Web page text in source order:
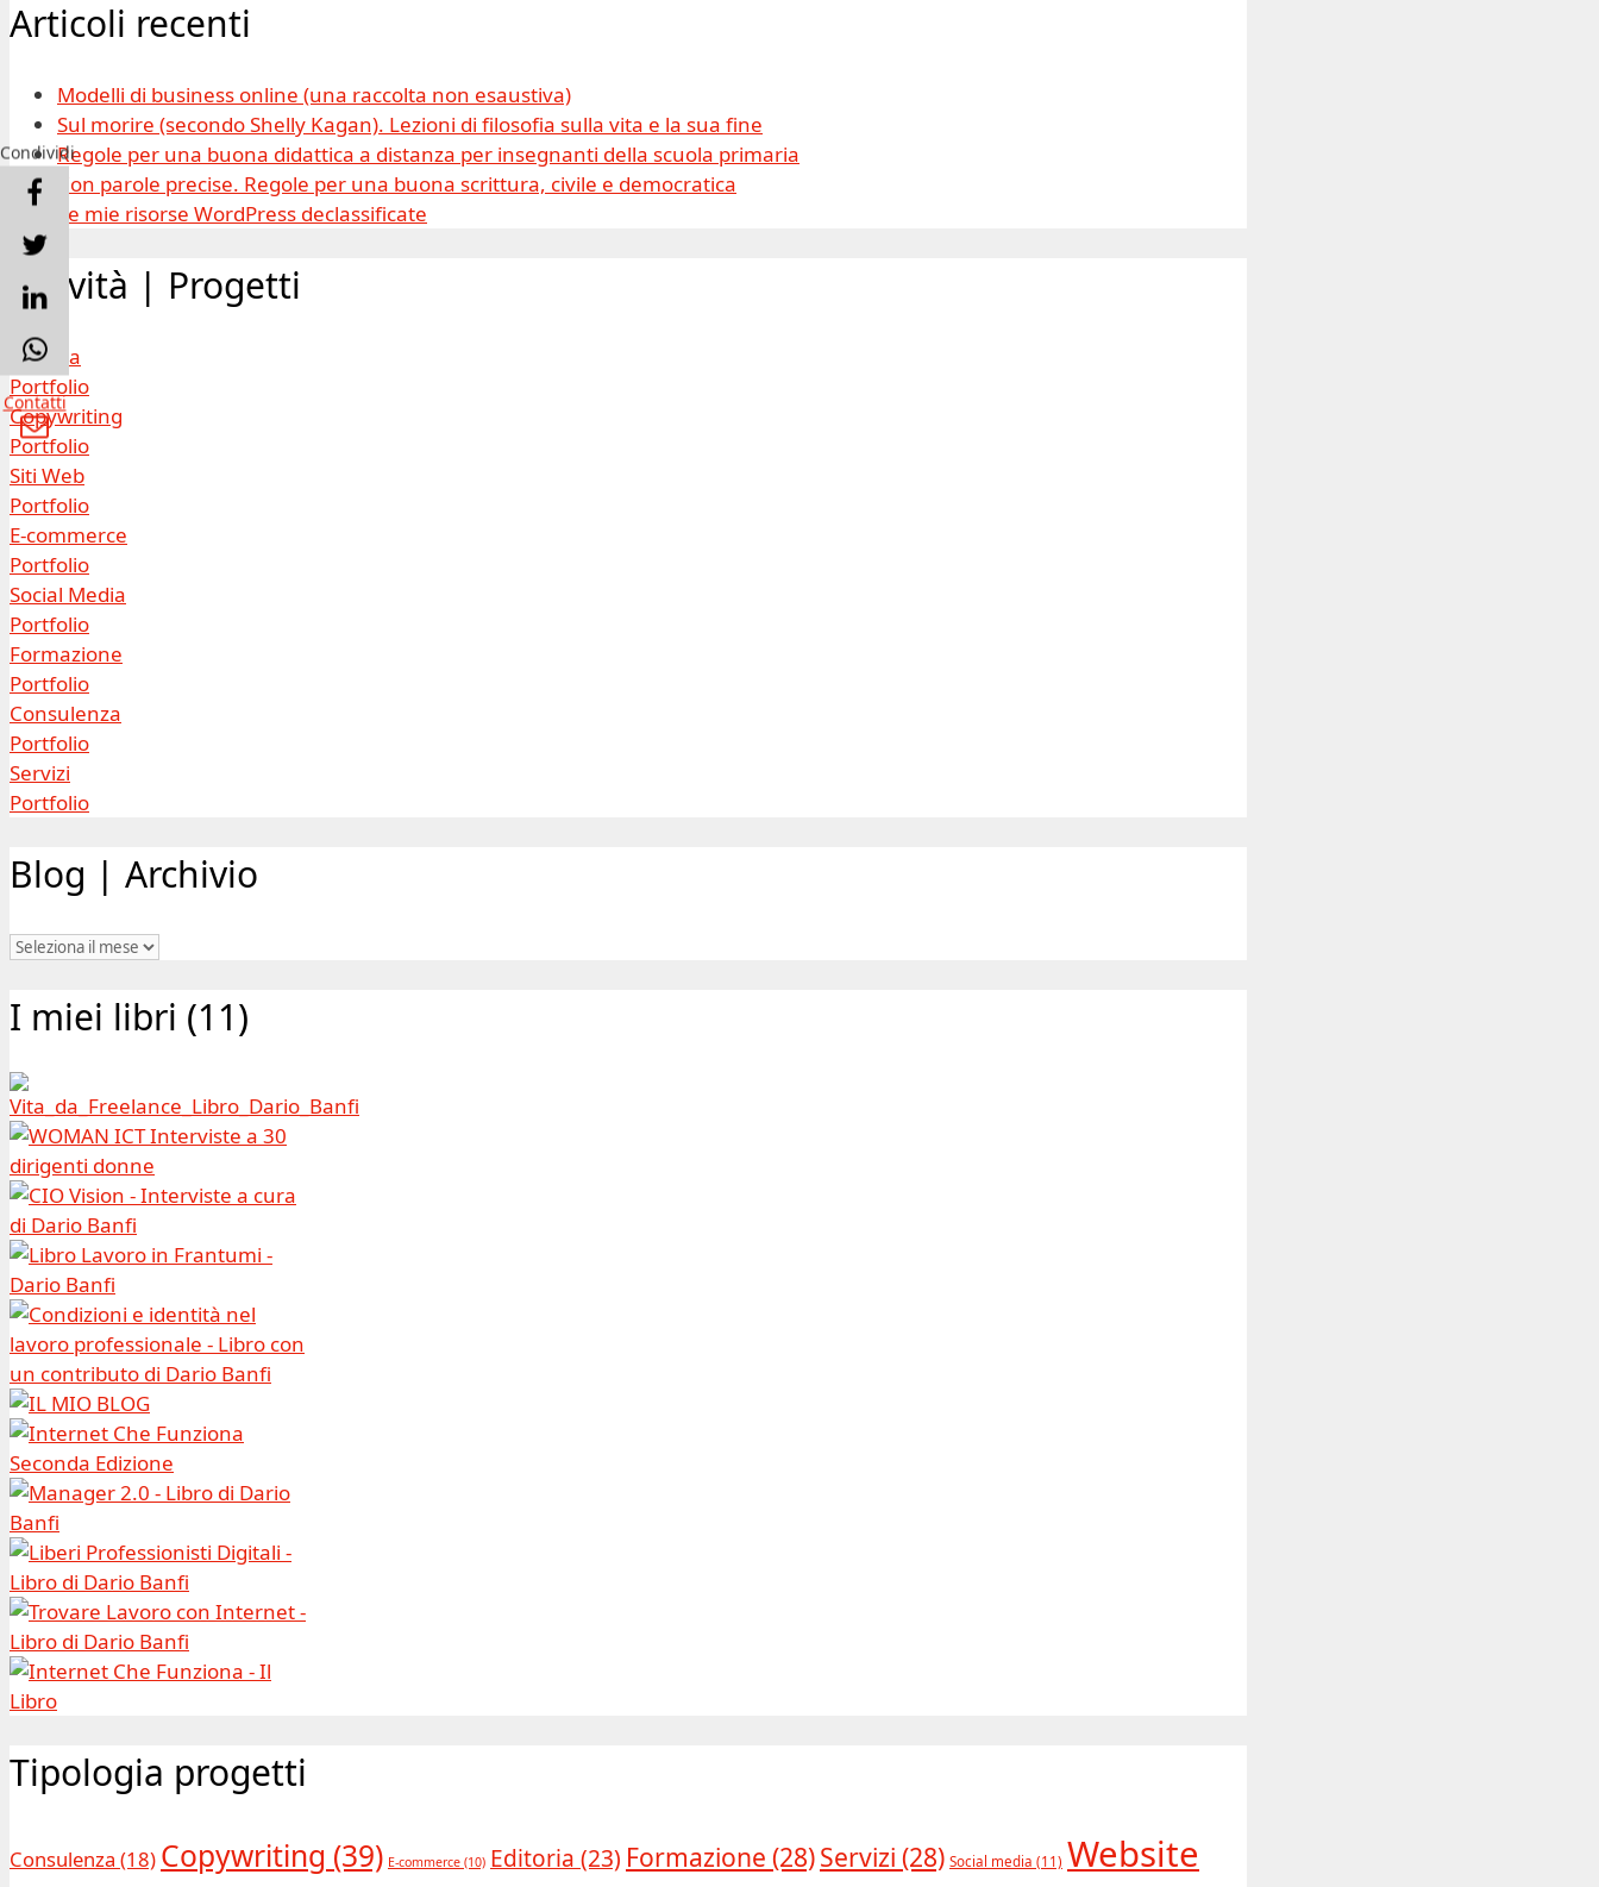
Articoli recenti
Modelli di business online (una raccolta non esaustiva)
Sul morire (secondo Shelly Kagan). Lezioni di filosofia sulla vita e la sua fine
Regole per una buona didattica a distanza per insegnanti della scuola primaria
Con parole precise. Regole per una buona scrittura, civile e democratica
Le mie risorse WordPress declassificate
Attività | Progetti
Editoria
Portfolio
Copywriting
Portfolio
Siti Web
Portfolio
E-commerce
Portfolio
Social Media
Portfolio
Formazione
Portfolio
Consulenza
Portfolio
Servizi
Portfolio
Blog | Archivio
Blog
Archivio
I miei libri (11)
Tipologia progetti
Consulenza (18) Copywriting (39) E-commerce (10) Editoria (23) Formazione (28)Servizi (28) Social media (11) Website
Condividi
Contatti